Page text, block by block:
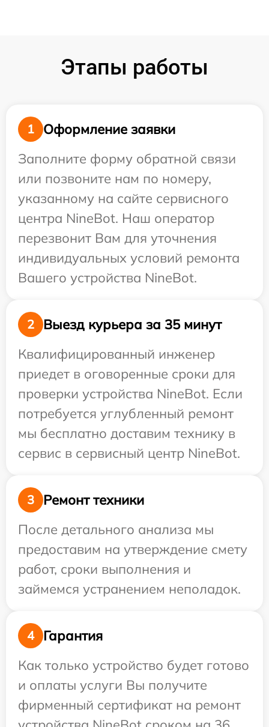
Этапы работы
1
Оформление заявки
Заполните форму обратной связи
или позвоните нам по номеру,
указанному на сайте сервисного
центра NineBot. Наш оператор
перезвонит Вам для уточнения
индивидуальных условий ремонта
Вашего устройства NineBot.
2
Выезд курьера за 35 минут
Квалифицированный инженер
приедет в оговоренные сроки для
проверки устройства NineBot. Если
потребуется углубленный ремонт
мы бесплатно доставим технику в
сервис в сервисный центр NineBot.
3
Ремонт техники
После детального анализа мы
предоставим на утверждение смету
работ, сроки выполнения и
займемся устранением неполадок.
4
Гарантия
Как только устройство будет готово
и оплаты услуги Вы получите
фирменный сертификат на ремонт